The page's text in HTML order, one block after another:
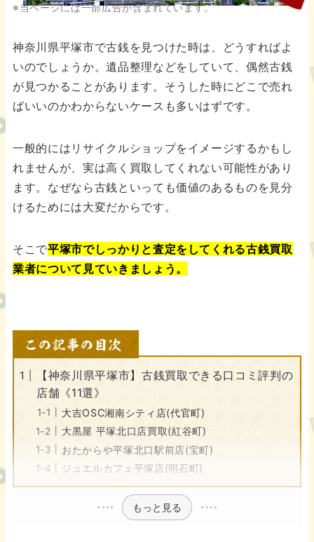
※当ページには一部広告が含まれています。
神奈川県平塚市で古銭を見つけた時は、どうすればよ
いのでしょうか。遺品整理などをしていて、偶然古銭
が見つかることがあります。そうした時にどこで売れ
ばいいのかわからないケースも多いはずです。
一般的にはリサイクルショップをイメージするかもし
れませんが、実は高く買取してくれない可能性があり
ます。なぜなら古銭といっても価値のあるものを見分
けるためには大変だからです。
そこで平塚市でしっかりと査定をしてくれる古銭買取
業者について見ていきましょう。
【神奈川県平塚市】古銭買取できる口コミ評判の
店舗《11選》
大吉OSC湘南シティ店(代官町)
大黒屋 平塚北口店買取(紅谷町)
おたからや平塚北口駅前店(宝町)
ジュエルカフェ平塚店(明石町)
もっと見る